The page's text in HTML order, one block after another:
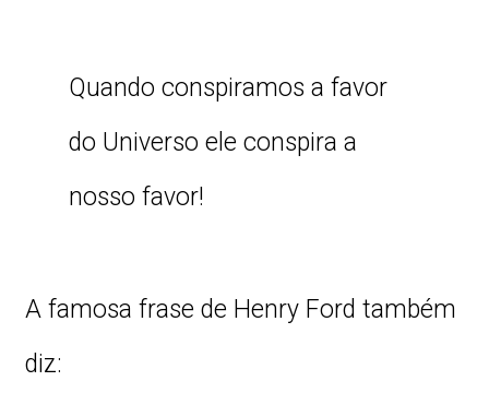
Quando conspiramos a favor
do Universo ele conspira a
nosso favor!
A famosa frase de Henry Ford também
diz: